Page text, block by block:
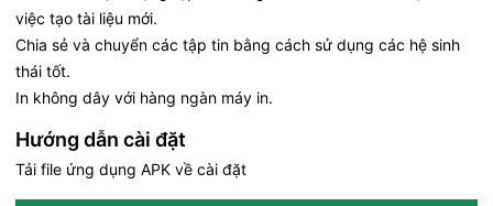
việc tạo tài liệu mới.
Chia sẻ và chuyển các tập tin bằng cách sử dụng các hệ sinh
thái tốt.
In không dây với hàng ngàn máy in.
Hướng dẫn cài đặt
Tải file ứng dụng APK về cài đặt